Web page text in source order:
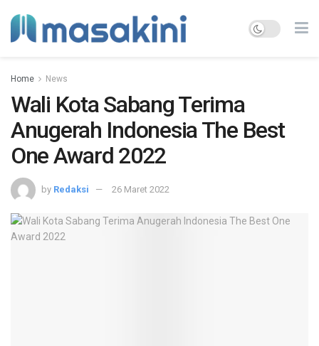
Home News
Wali Kota Sabang Terima
Anugerah Indonesia The Best
One Award 2022
by Redaksi 26 Maret 2022